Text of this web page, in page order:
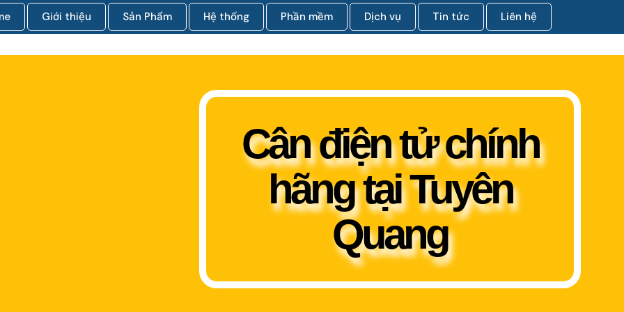
Giới thiệu Sản Phẩm Hệ thống Phần mềm Dịch vụ Tin tức Liên hệ
Cân điện tử chính
hãng tại Tuyên
Quang